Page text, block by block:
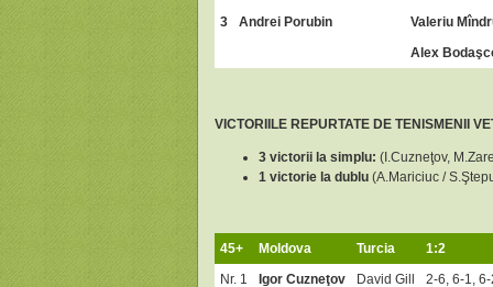
3
Andrei Porubin
Valeriu
Alex
VICTORIILE REPURTATE DE TENISMENII
3 victorii la simplu: (I.Cuzneţov,
1 victorie la dublu (A.Mariciuc /
45+ Moldova Turcia
1:2
Nr. 1
Igor Cuzneţov David Gill 2-6, 6-1,